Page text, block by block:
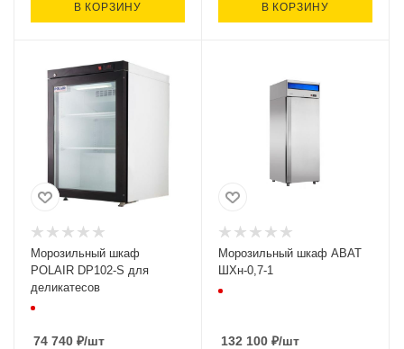
В КОРЗИНУ В КОРЗИНУ
Морозильный шкаф
POLAIR DP102-S для
деликатесов
74 740 ₽/шт
Морозильный шкаф ABAT
ШХн-0,7-1
132 100 ₽/шт